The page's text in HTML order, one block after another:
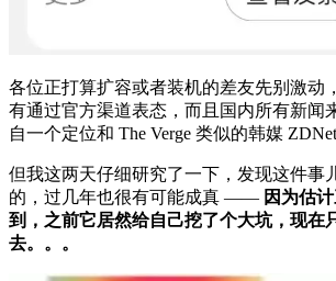
各位正打算扩容或者装机的差友先别激动
有通过官方渠道表态，而且国内所有新闻
自一个定位和 The Verge 类似的韩媒 ZDNet
但我这两天仔细研究了一下，发现这件事
的，过几年也很有可能成真 —— 因为估
到，之前它居然给自己挖了个大坑，现在
去。。。